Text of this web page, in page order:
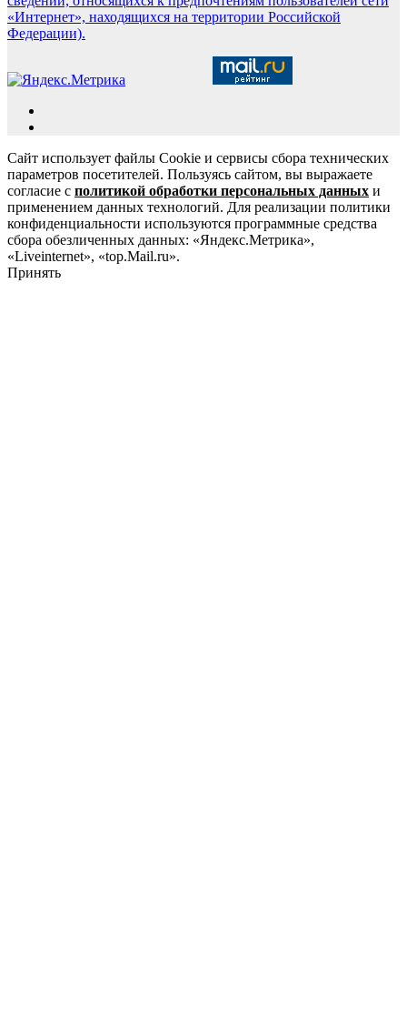
«Интернет», находящихся на территории Российской
Федерации).
Сайт использует файлы Cookie и сервисы сбора технических
параметров посетителей. Пользуясь сайтом, вы выражаете
согласие с политикой обработки персональных данных и
применением данных технологий. Для реализации политики
конфиденциальности используются программные средства
сбора обезличенных данных: «Яндекс.Метрика»,
«Liveinternet», «top.Mail.ru».
Принять